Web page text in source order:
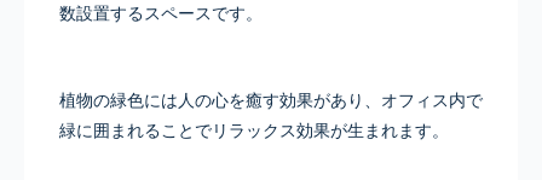
数設置するスペースです。
植物の緑色には人の心を癒す効果があり、オフィス内で
緑に囲まれることでリラックス効果が生まれます。